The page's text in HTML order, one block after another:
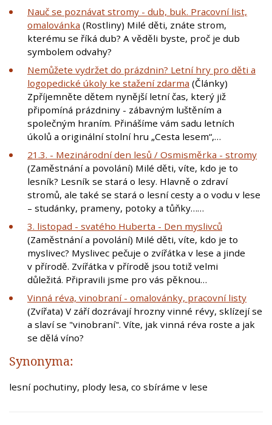
Nauč se poznávat stromy - dub, buk. Pracovní list,
omalovánka (Rostliny) Milé děti, znáte strom,
kterému se říká dub? A věděli byste, proč je dub
symbolem odvahy?
Nemůžete vydržet do prázdnin? Letní hry pro děti a
logopedické úkoly ke stažení zdarma (Články)
Zpříjemněte dětem nynější letní čas, který již
připomíná prázdniny - zábavným luštěním a
společným hraním. Přinášíme vám sadu letních
úkolů a originální stolní hru „Cesta lesem“,…
21.3. - Mezinárodní den lesů / Osmisměrka - stromy
(Zaměstnání a povolání) Milé děti, víte, kdo je to
lesník? Lesník se stará o lesy. Hlavně o zdraví
stromů, ale také se stará o lesní cesty a o vodu v lese
– studánky, prameny, potoky a tůňky……
3. listopad - svatého Huberta - Den myslivců
(Zaměstnání a povolání) Milé děti, víte, kdo je to
myslivec? Myslivec pečuje o zvířátka v lese a jinde
v přírodě. Zvířátka v přírodě jsou totiž velmi
důležitá. Připravili jsme pro vás pěknou…
Vinná réva, vinobraní - omalovánky, pracovní listy
(Zvířata) V září dozrávají hrozny vinné révy, sklízejí se
a slaví se "vinobraní". Víte, jak vinná réva roste a jak
se dělá víno?
Synonyma:
lesní pochutiny, plody lesa, co sbíráme v lese